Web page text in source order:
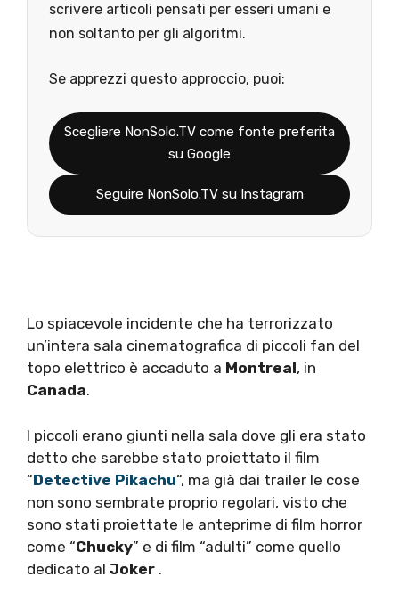
scrivere articoli pensati per esseri umani e
non soltanto per gli algoritmi.
Se apprezzi questo approccio, puoi:
Scegliere NonSolo.TV come fonte preferita
su Google
Seguire NonSolo.TV su Instagram
Lo spiacevole incidente che ha terrorizzato
un’intera sala cinematografica di piccoli fan del
topo elettrico è accaduto a Montreal, in
Canada.
I piccoli erano giunti nella sala dove gli era stato
detto che sarebbe stato proiettato il film
“Detective Pikachu“, ma già dai trailer le cose
non sono sembrate proprio regolari, visto che
sono stati proiettate le anteprime di film horror
come “Chucky” e di film “adulti” come quello
dedicato al Joker .